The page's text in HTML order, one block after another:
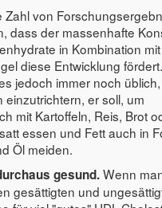
Zahl von
dass der massenhafte
in Kombination mit
diese Entwicklung
jedoch immer noch
einzutrichtern, er soll, um
mit Kartoffeln, Reis, Brot
essen und Fett auch in
Öl meiden.
gesund.Wenn
gesättigten und